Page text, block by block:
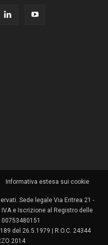
Informativa estesa sui cookie
Sede legale Via Eritrea 21 -
e Iscrizione al Registro delle
del 26.5.1979 | R.O.C. 24344
2014